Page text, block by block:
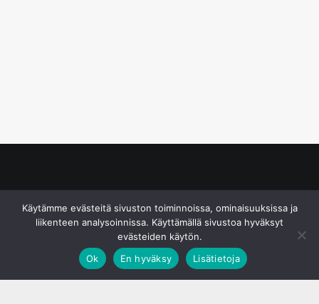
Käytämme evästeitä sivuston toiminnoissa, ominaisuuksissa ja
liikenteen analysoinnissa. Käyttämällä sivustoa hyväksyt
evästeiden käytön.
Ok
En hyväksy Lisätietoja